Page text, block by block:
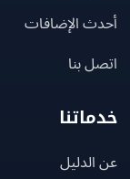
الإضافات
بنا